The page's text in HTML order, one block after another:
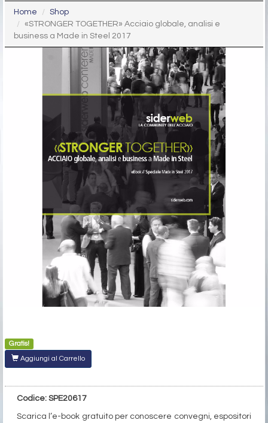
Home
Shop
«STRONGER TOGETHER» Acciaio globale, analisi e
business a Made in Steel 2017
Gratis!
Aggiungi al Carrello
Codice: SPE20617
Scarica l’e-book gratuito per conoscere convegni, espositori